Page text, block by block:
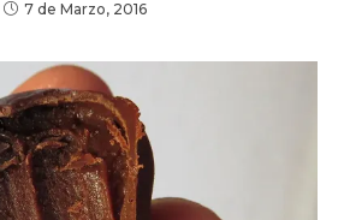
7 de Marzo, 2016